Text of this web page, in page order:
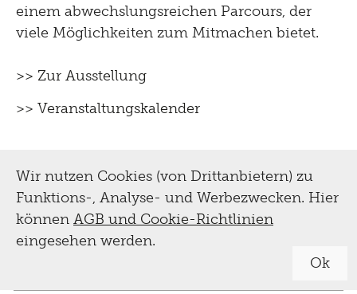
einem abwechslungsreichen Parcours, der
viele Möglichkeiten zum Mitmachen bietet.
>> Zur Ausstellung
>> Veranstaltungskalender
Wir nutzen Cookies (von Drittanbietern) zu
Funktions-, Analyse- und Werbezwecken. Hier
können AGB und Cookie-Richtlinien
eingesehen werden.
Ok